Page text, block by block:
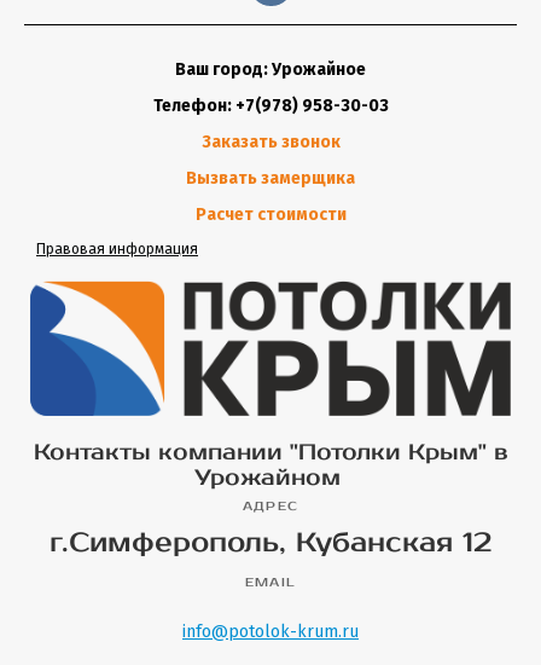
Ваш город: Урожайное
Телефон: +7(978) 958-30-03
Заказать звонок
Вызвать замерщика
Расчет стоимости
Правовая информация
Контакты компании "Потолки Крым" в
Урожайном
АДРЕС
г.Симферополь, Кубанская 12
EMAIL
info@potolok-krum.ru